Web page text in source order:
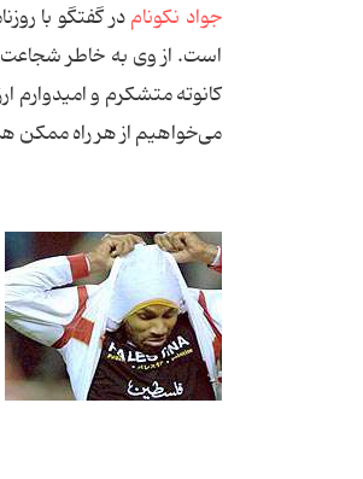
جواد نكونامدر گفتگو با
است. از وی به خاطر
کانوته متشكرم و
می‌خواهیم از هر راه ممكن